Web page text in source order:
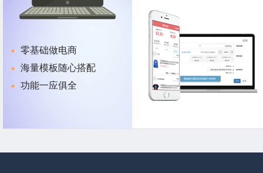
零基础做电商
海量模板随心搭配
功能一应俱全